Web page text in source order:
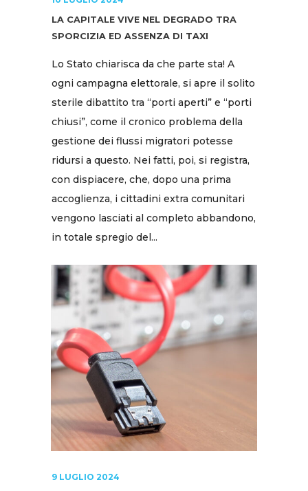
LA CAPITALE VIVE NEL DEGRADO TRA
SPORCIZIA ED ASSENZA DI TAXI
Lo Stato chiarisca da che parte sta! A
ogni campagna elettorale, si apre il solito
sterile dibattito tra “porti aperti” e “porti
chiusi”, come il cronico problema della
gestione dei flussi migratori potesse
ridursi a questo. Nei fatti, poi, si registra,
con dispiacere, che, dopo una prima
accoglienza, i cittadini extra comunitari
vengono lasciati al completo abbandono,
in totale spregio del...
9 LUGLIO 2024